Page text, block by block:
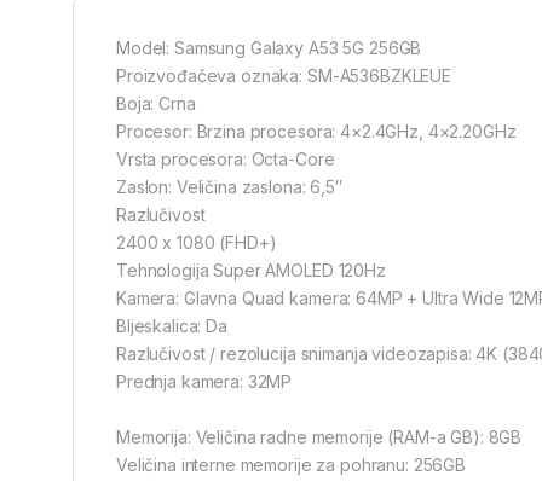
Model: Samsung Galaxy A53 5G 256GB
Proizvođačeva oznaka: SM-A536BZKLEUE
Boja: Crna
Procesor: Brzina procesora: 4×2.4GHz, 4×2.20GHz
Vrsta procesora: Octa-Core
Zaslon: Veličina zaslona: 6,5″
Razlučivost
2400 x 1080 (FHD+)
Tehnologija Super AMOLED 120Hz
Kamera: Glavna Quad kamera: 64MP + Ultra Wide
Bljeskalica: Da
Razlučivost / rezolucija snimanja videozapisa: 4K
Prednja kamera: 32MP
Memorija: Veličina radne memorije (RAM-a GB): 8GB
Veličina interne memorije za pohranu: 256GB